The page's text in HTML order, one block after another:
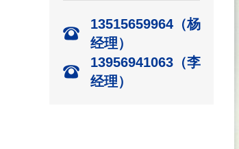
13515659964（杨
经理）
13956941063（李
经理）